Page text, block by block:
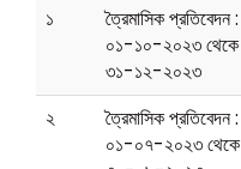
১
ত্রৈমাসিক প্রতিবেদন :
০১-১০-২০২৩ থেকে
৩১-১২-২০২৩
২
ত্রৈমাসিক প্রতিবেদন :
০১-০৭-২০২৩ থেকে